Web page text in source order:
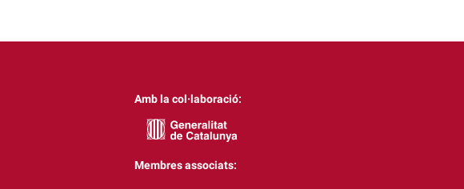
Amb la col·laboració:
Membres associats: